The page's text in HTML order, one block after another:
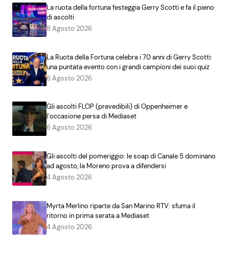
La ruota della fortuna festeggia Gerry Scotti e fa il pieno
di ascolti
8 Agosto 2026
La Ruota della Fortuna celebra i 70 anni di Gerry Scotti:
una puntata evento con i grandi campioni dei suoi quiz
6 Agosto 2026
Gli ascolti FLOP (prevedibili) di Oppenheimer e
l’occasione persa di Mediaset
6 Agosto 2026
Gli ascolti del pomeriggio: le soap di Canale 5 dominano
ad agosto, la Moreno prova a difendersi
4 Agosto 2026
Myrta Merlino riparte da San Marino RTV: sfuma il
ritorno in prima serata a Mediaset
4 Agosto 2026